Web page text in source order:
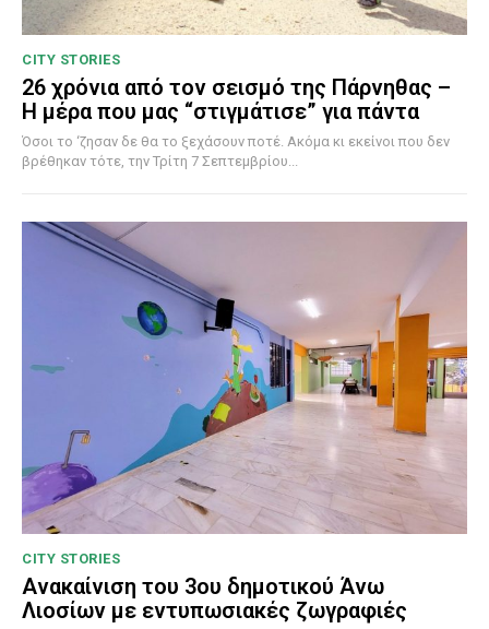
CITY STORIES
26 χρόνια από τον σεισμό της Πάρνηθας –
Η μέρα που μας “στιγμάτισε” για πάντα
Όσοι το ‘ζησαν δε θα το ξεχάσουν ποτέ. Ακόμα κι εκείνοι που δεν
βρέθηκαν τότε, την Τρίτη 7 Σεπτεμβρίου...
CITY STORIES
Ανακαίνιση του 3ου δημοτικού Άνω
Λιοσίων με εντυπωσιακές ζωγραφιές